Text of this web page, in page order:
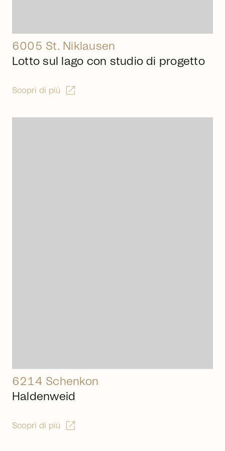
6005 St. Niklausen
Lotto sul lago con studio di progetto
Scopri di più open_in_new
6214 Schenkon
Haldenweid
Scopri di più open_in_new